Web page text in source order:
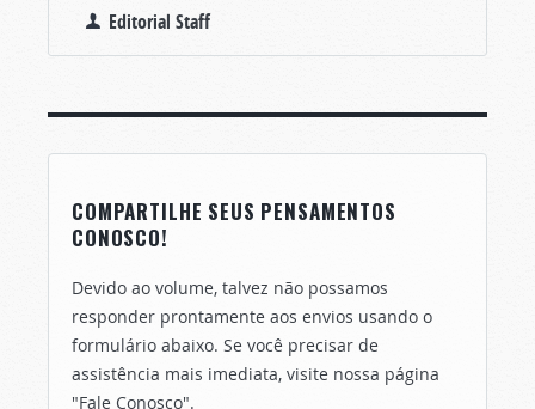
Editorial Staff
COMPARTILHE SEUS PENSAMENTOS
CONOSCO!
Devido ao volume, talvez não possamos
responder prontamente aos envios usando o
formulário abaixo. Se você precisar de
assistência mais imediata, visite nossa página
"Fale Conosco".